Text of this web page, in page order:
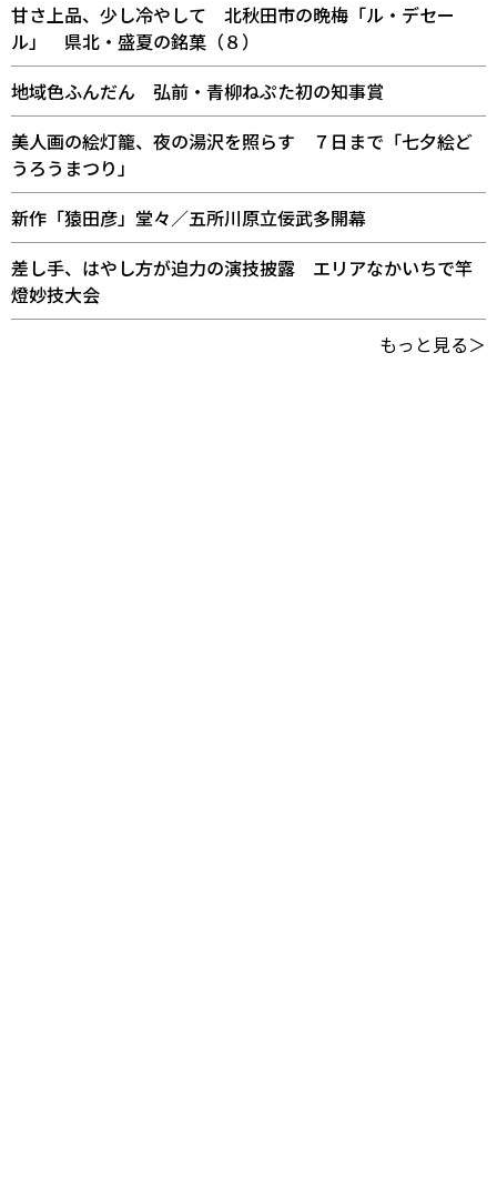
甘さ上品、少し冷やして 北秋田市の晩梅「ル・デセー
ル」 県北・盛夏の銘菓（８）
地域色ふんだん 弘前・青柳ねぷた初の知事賞
美人画の絵灯籠、夜の湯沢を照らす ７日まで「七夕絵ど
うろうまつり」
新作「猿田彦」堂々／五所川原立佞武多開幕
差し手、はやし方が迫力の演技披露 エリアなかいちで竿
燈妙技大会
もっと見る＞